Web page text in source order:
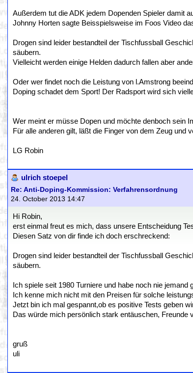
Außerdem tut die ADK jedem Dopenden Spieler damit
Johnny Horten sagte Beisspielsweise im Foos Video
Drogen sind leider bestandteil der Tischfussball
säubern.
Vielleicht werden einige Helden dadurch fallen aber
Oder wer findet noch die Leistung von l.Amstrong
Doping schadet dem Sport! Der Radsport wird sich
Wer meint er müsse Dopen und möchte denboch sein
Für alle anderen gilt, läßt die Finger von dem Zeug und
LG Robin
ulrich stoepel
Re: Anti-Doping-Kommission: Verfahrensordnung
24. October 2013 14:47
Hi Robin,
erst einmal freut es mich, dass unsere Entscheidung
Diesen Satz von dir finde ich doch erschreckend:
Drogen sind leider bestandteil der Tischfussball
säubern.
Ich spiele seit 1980 Turniere und habe noch nie jemand
Ich kenne mich nicht mit den Preisen für solche
Jetzt bin ich mal gespannt,ob es positive Tests geben
Das würde mich persönlich stark entäuschen,
gruß
uli